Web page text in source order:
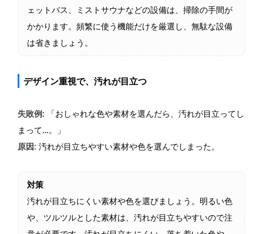
ェットバス、ミストサウナなどの設備は、掃除の手間が
かかります。頻繁に使う機能だけを厳選し、無駄な設備
は省きましょう。
デザイン重視で、汚れが目立つ
失敗例: 「おしゃれな色や素材を選んだら、汚れが目立ってし
まって…。」
原因: 汚れが目立ちやすい素材や色を選んでしまった。
対策
汚れが目立ちにくい素材や色を選びましょう。明るい色
や、ツルツルとした素材は、汚れが目立ちやすいので注